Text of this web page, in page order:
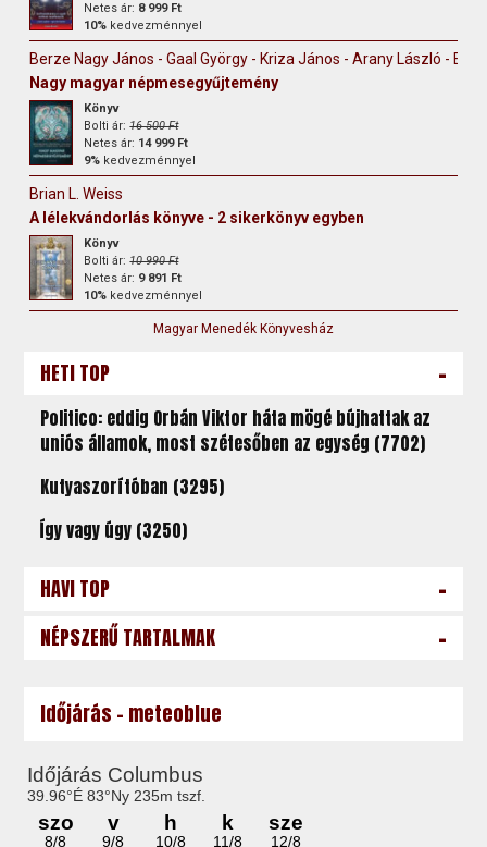
Netes ár: 8 999 Ft
10% kedvezménnyel
Berze Nagy János - Gaal György - Kriza János - Arany László -
Nagy magyar népmesegyűjtemény
Könyv
Bolti ár:16 500 Ft
Netes ár: 14 999 Ft
9% kedvezménnyel
Brian L. Weiss
A lélekvándorlás könyve - 2 sikerkönyv egyben
Könyv
Bolti ár:10 990 Ft
Netes ár: 9 891 Ft
10% kedvezménnyel
Magyar Menedék Könyvesház
HETI TOP -
Politico: eddig Orbán Viktor háta mögé bújhattak az
uniós államok, most szétesőben az egység (7702)
Kutyaszorítóban (3295)
Így vagy úgy (3250)
HAVI TOP -
NÉPSZERŰ TARTALMAK -
Időjárás - meteoblue